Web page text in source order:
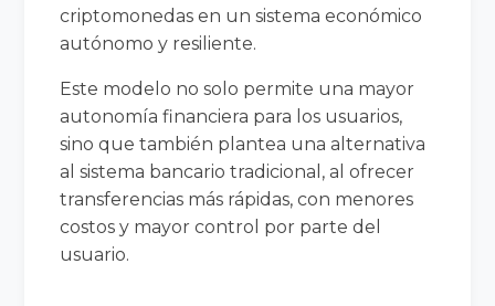
criptomonedas en un sistema económico
autónomo y resiliente.
Este modelo no solo permite una mayor
autonomía financiera para los usuarios,
sino que también plantea una alternativa
al sistema bancario tradicional, al ofrecer
transferencias más rápidas, con menores
costos y mayor control por parte del
usuario.